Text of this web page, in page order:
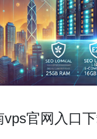
vps官网入口